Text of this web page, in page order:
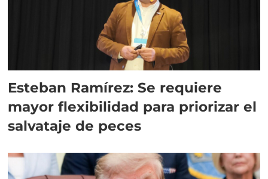
Esteban Ramírez: Se requiere
mayor flexibilidad para priorizar el
salvataje de peces